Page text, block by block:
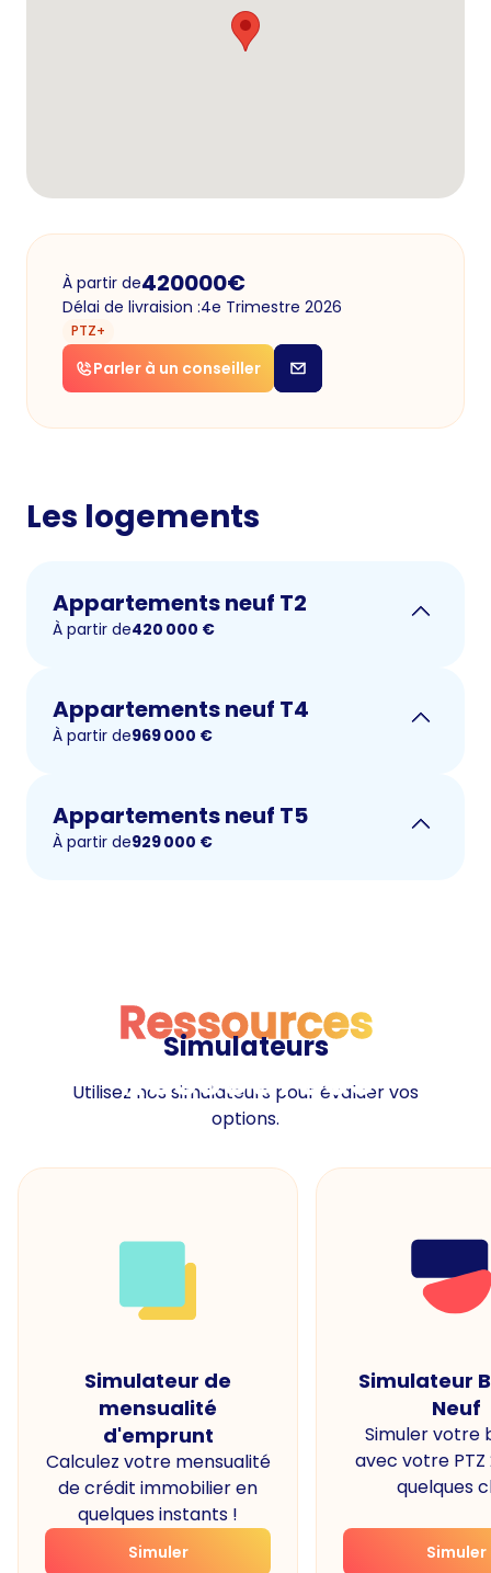
À partir de420000€
Délai de livraision :4e Trimestre 2026
PTZ+
Parler à un conseiller
Les logements
Appartements neuf T2
À partir de420 000 €
Appartements neuf T4
À partir de969 000 €
Appartements neuf T5
À partir de929 000 €
Ressources
Ressources
Simulateurs
Utilisez nos simulateurs pour évaluer vos
options.
Simulateur de
mensualité
d'emprunt
Calculez votre mensualité
de crédit immobilier en
quelques instants !
Simuler
Simulateur
Neuf
Simuler votre
avec votre PTZ
quelques
Simuler